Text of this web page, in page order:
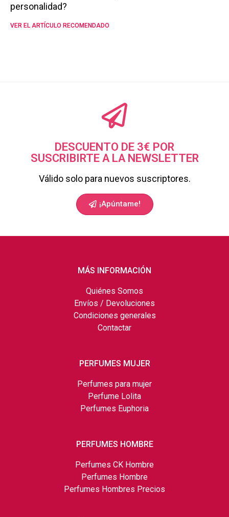
personalidad?
VER EL ARTÍCULO RECOMENDADO
DESCUENTO DE 3€ POR
SUSCRIBIRTE A LA NEWSLETTER
Válido solo para nuevos suscriptores.
¡Apúntame!
MÁS INFORMACIÓN
Quiénes Somos
Envíos / Devoluciones
Condiciones generales
Contactar
PERFUMES MUJER
Perfumes para mujer
Perfume Lolita
Perfumes Euphoria
PERFUMES HOMBRE
Perfumes CK Hombre
Perfumes Hombre
Perfumes Hombres Precios